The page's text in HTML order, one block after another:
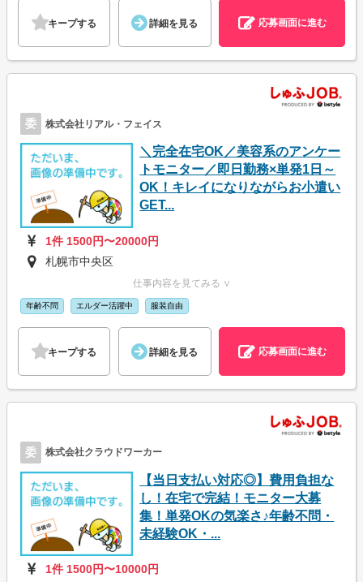
キープする 詳細を見る 応募画面に進む
委 株式会社リアル・フェイス
＼完全在宅OK／美容系のアンケー
トモニター／即日勤務×単発1日～
OK！キレイになりながらお小遣い
GET...
1件 1500円〜20000円
札幌市中央区
仕事内容を見てみる ∨
年齢不問 エルダー活躍中 服装自由
キープする 詳細を見る 応募画面に進む
委 株式会社クラウドワーカー
【当日支払い対応◎】費用負担な
し！在宅で完結！モニター大募
集！単発OKの気楽さ♪年齢不問・
未経験OK・...
1件 1500円〜10000円